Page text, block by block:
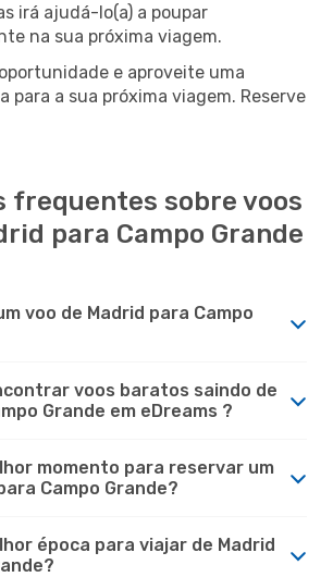
irá ajudá-lo(a) a poupar
na sua próxima viagem.
e aproveite uma
para a sua próxima viagem. Reserve
frequentes sobre voos
para Campo Grande
voo de Madrid para Campo
voos baratos saindo de
Grande em eDreams ?
momento para reservar um
Campo Grande?
época para viajar de Madrid